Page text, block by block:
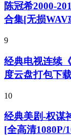
陈冠希2000-
合集[无损
9
经典电视连续
度云盘打包下
10
经典美剧-权谋
[全高清1080P/